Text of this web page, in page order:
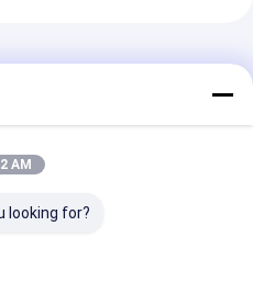
AM
looking for?